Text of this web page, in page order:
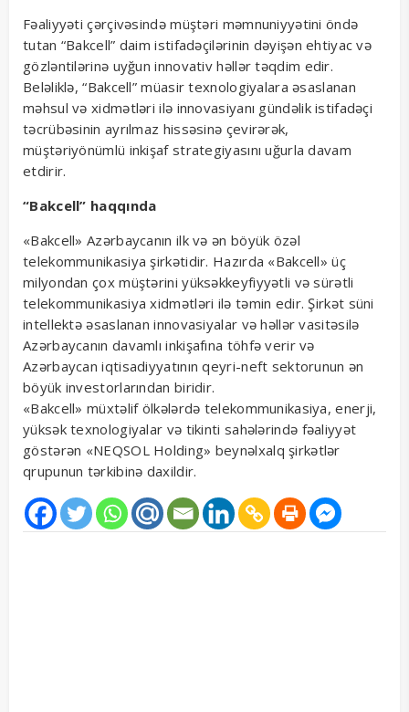
Fəaliyyəti çərçivəsində müştəri məmnuniyyətini öndə
tutan “Bakcell” daim istifadəçilərinin dəyişən ehtiyac və
gözləntilərinə uyğun innovativ həllər təqdim edir.
Beləliklə, “Bakcell” müasir texnologiyalara əsaslanan
məhsul və xidmətləri ilə innovasiyanı gündəlik istifadəçi
təcrübəsinin ayrılmaz hissəsinə çevirərək,
müştəriyönümlü inkişaf strategiyasını uğurla davam
etdirir.
“Bakcell” haqqında
«Bakcell» Azərbaycanın ilk və ən böyük özəl
telekommunikasiya şirkətidir. Hazırda «Bakcell» üç
milyondan çox müştərini yüksəkkeyfiyyətli və sürətli
telekommunikasiya xidmətləri ilə təmin edir. Şirkət süni
intellektə əsaslanan innovasiyalar və həllər vasitəsilə
Azərbaycanın davamlı inkişafına töhfə verir və
Azərbaycan iqtisadiyyatının qeyri-neft sektorunun ən
böyük investorlarından biridir.
«Bakcell» müxtəlif ölkələrdə telekommunikasiya, enerji,
yüksək texnologiyalar və tikinti sahələrində fəaliyyət
göstərən «NEQSOL Holding» beynəlxalq şirkətlər
qrupunun tərkibinə daxildir.